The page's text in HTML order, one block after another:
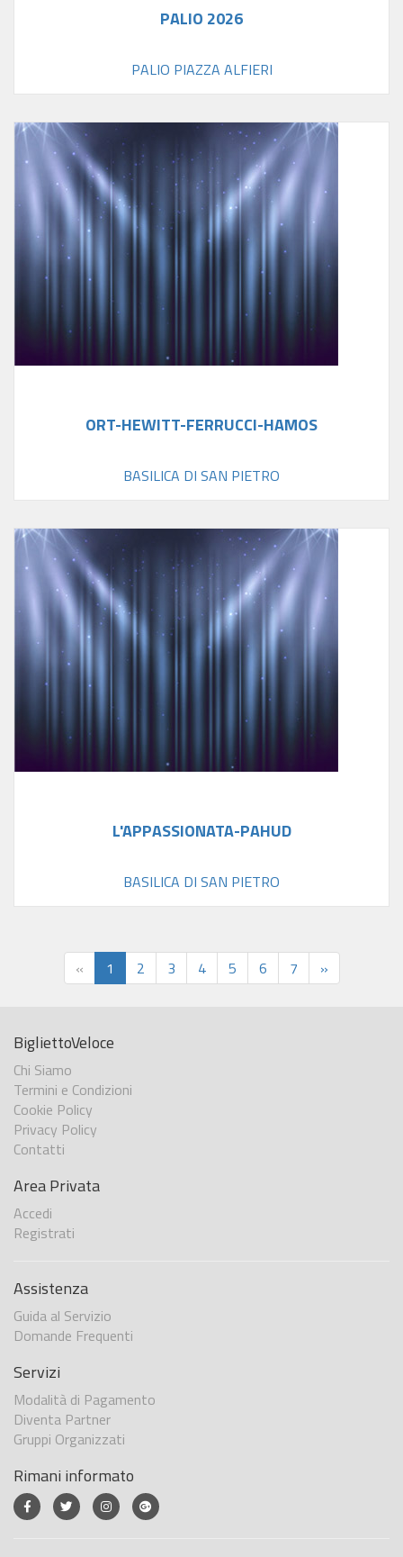
PALIO 2026
PALIO PIAZZA ALFIERI
ORT-HEWITT-FERRUCCI-HAMOS
BASILICA DI SAN PIETRO
L'APPASSIONATA-PAHUD
BASILICA DI SAN PIETRO
« 1 2 3 4 5 6 7 »
BigliettoVeloce
Chi Siamo
Termini e Condizioni
Cookie Policy
Privacy Policy
Contatti
Area Privata
Accedi
Registrati
Assistenza
Guida al Servizio
Domande Frequenti
Servizi
Modalità di Pagamento
Diventa Partner
Gruppi Organizzati
Rimani informato